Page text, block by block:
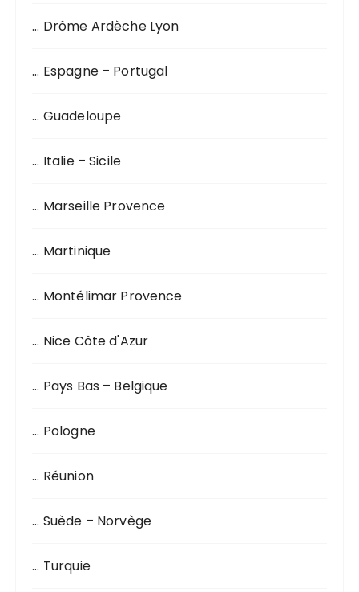
… Drôme Ardèche Lyon
… Espagne – Portugal
… Guadeloupe
… Italie – Sicile
… Marseille Provence
… Martinique
… Montélimar Provence
… Nice Côte d'Azur
… Pays Bas – Belgique
… Pologne
… Réunion
… Suède – Norvège
… Turquie